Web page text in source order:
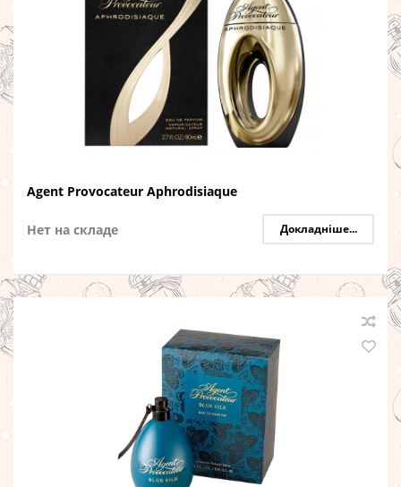
Agent Provocateur Aphrodisiaque
Нет на складе Докладніше...